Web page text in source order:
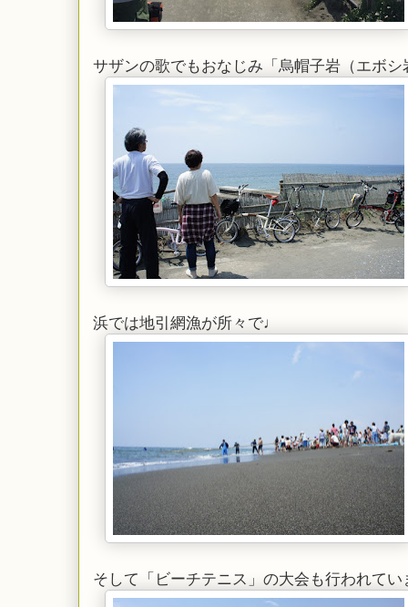
サザンの歌でもおなじみ「烏帽子岩（エボシ
浜では地引網漁が所々で♩
そして「ビーチテニス」の大会も行われてい